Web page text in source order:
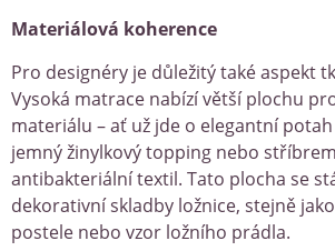
Materiálová koherence
Pro designéry je důležitý také aspekt
Vysoká matrace nabízí větší plochu
materiálu – ať už jde o elegantní
jemný žinylkový topping nebo
antibakteriální textil. Tato plocha se
dekorativní skladby ložnice, stejně
postele nebo vzor ložního prádla.